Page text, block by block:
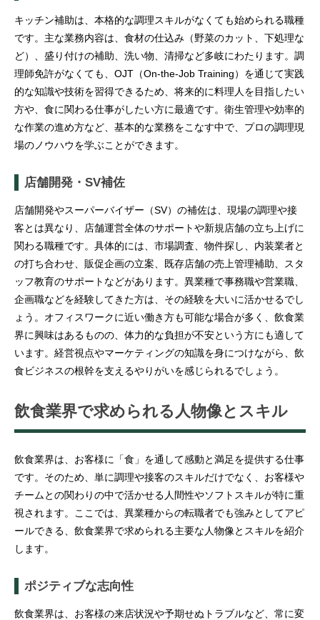
キッチン補助は、本格的な調理スキルがなくても始められる職種
です。主な業務内容は、食材の仕込み（野菜のカット、下処理な
ど）、盛り付けの補助、洗い物、清掃など多岐にわたります。調
理師免許がなくても、OJT（On-the-Job Training）を通じて実践
的な知識や技術を習得できるため、将来的に料理人を目指したい
方や、食に関わる仕事がしたい方に最適です。衛生管理や効率的
な作業の進め方など、基本的な業務をこなす中で、プロの調理現
場のノウハウを学ぶことができます。
店舗開発・SV補佐
店舗開発やスーパーバイザー（SV）の補佐は、現場の調理や接
客とは異なり、店舗運営全体のサポートや新規店舗の立ち上げに
関わる職種です。具体的には、市場調査、物件探し、内装業者と
の打ち合わせ、販促企画の立案、既存店舗の売上管理補助、スタ
ッフ教育のサポートなどがあります。異業種で事務職や営業職、
企画職などを経験してきた方は、その経験を大いに活かせるでし
ょう。オフィスワークに近い働き方も可能な場合が多く、飲食業
界に興味はあるものの、体力的な負担が不安という方にも適して
います。経営視点やマーケティングの知識を身につけながら、飲
食ビジネスの根幹を支えるやりがいを感じられるでしょう。
飲食業界で求められる人物像とスキル
飲食業界は、お客様に「食」を通して感動と満足を提供する仕事
です。そのため、単に調理や接客のスキルだけでなく、お客様や
チームとの関わりの中で活かせる人間性やソフトスキルが特に重
視されます。ここでは、異業種からの転職者でも強みとしてアピ
ールできる、飲食業界で求められる主要な人物像とスキルを紹介
します。
ポジティブな志向性
飲食業界は、お客様の来店状況や予期せぬトラブルなど、常に変